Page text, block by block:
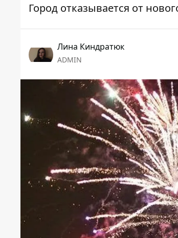
Город отказывается от
Лина Киндратюк
ADMIN